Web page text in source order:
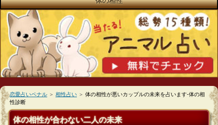
恋愛占いペナル ＞ 相性占い ＞ 体の相性が悪いカップルの未来を占います-体の相
性診断
体の相性が合わない二人の未来